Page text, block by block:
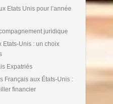
Etats Unis pour l’année
juridique
Etats-Unis : un choix
Expatriés
Français aux États-Unis :
financier